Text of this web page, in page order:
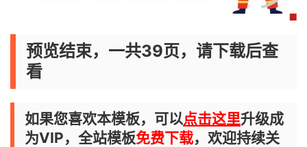
预览结束，一共39页，请下载后查
看
如果您喜欢本模板，可以点击这里升级成
为VIP，全站模板免费下载，欢迎持续关